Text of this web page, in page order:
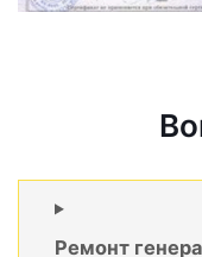
Ремонт